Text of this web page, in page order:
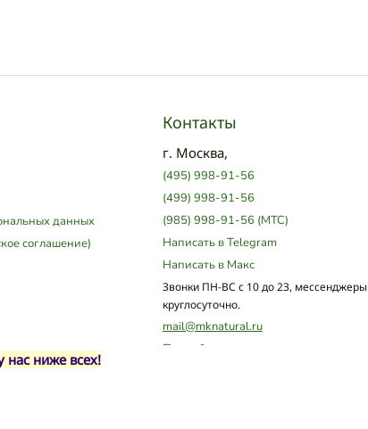
данных
соглашение)
Контакты
г. Москва,
(495) 998-91-56
(499) 998-91-56
(985) 998-91-56 (МТС)
Написать в Telegram
Написать в Макс
Звонки ПН-ВС с 10 до 23, мессенджеры
круглосуточно.
mail@mknatural.ru
Подробнее
ниже всех!